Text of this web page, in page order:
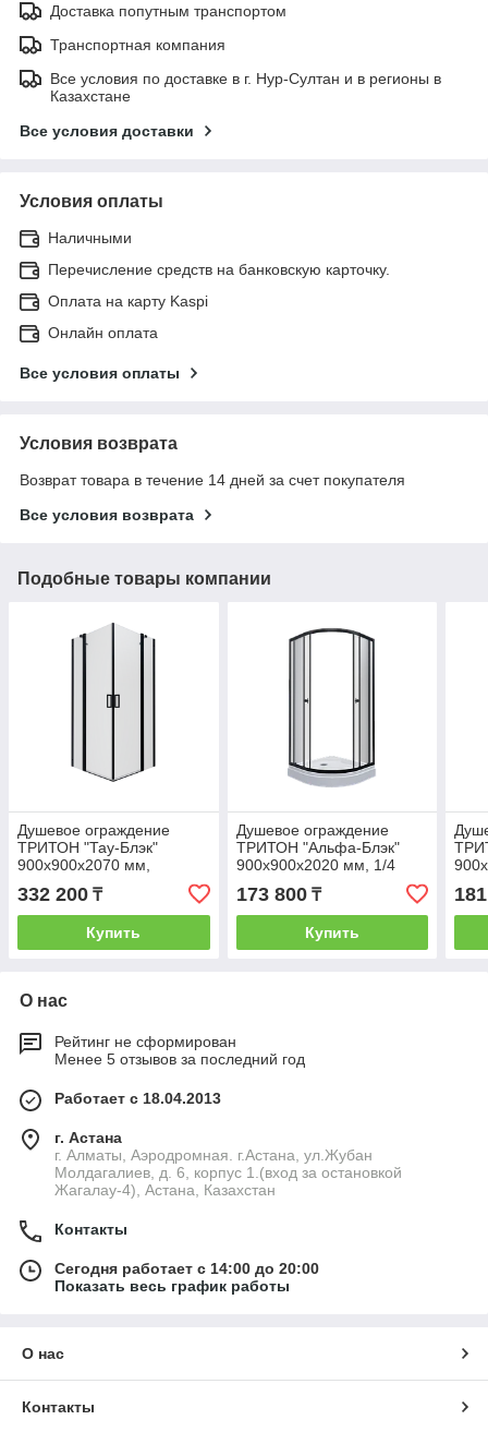
Доставка попутным транспортом
Транспортная компания
Все условия по доставке в г. Нур-Султан и в регионы в
Казахстане
Все условия доставки
Условия оплаты
Наличными
Перечисление средств на банковскую карточку.
Оплата на карту Kaspi
Онлайн оплата
Все условия оплаты
Условия возврата
Возврат товара в течение 14 дней за счет покупателя
Все условия возврата
Подобные товары компании
Душевое ограждение
ТРИТОН "Тау-Блэк"
900х900х2070 мм,
квадратный поддон (3
места+сифонD90мм)
332 200 ₸
Купить
Душевое ограждение
ТРИТОН "Альфа-Блэк"
900х900х2020 мм, 1/4
круга, низкий поддон (2
места+сифонD90мм)
173 800₸
Купить
О нас
Рейтинг не сформирован
Менее 5 отзывов за последний год
Работает с 18.04.2013
г. Астана
г. Алматы, Аэродромная. г.Астана, ул.Жубан
Молдагалиев, д. 6, корпус 1.(вход за остановкой
Жагалау-4), Астана, Казахстан
Контакты
Сегодня работает с 14:00 до 20:00
Показать весь график работы
О нас
Контакты